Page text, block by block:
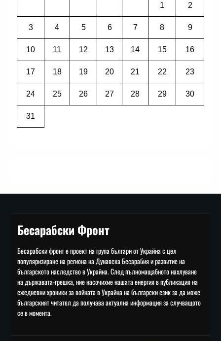
1 2
3 4 5 6 7 8 9
10 11 12 13 14 15 16
17 18 19 20 21 22 23
24 25 26 27 28 29 30
31
Бесарабски Фронт
Бесарабски фронт е проект на група българи от Украйна с цел
популяризиране на региона на Дунавска Бесарабия и развитие на
българското наследство в Украйна. След пълномащабното нахлуване
на държавата-грешка, ние насочихме нашата енергия в публикация на
ежедневни хроники за войната в Украйна на български език за да може
българският читател да получава актуална информация за случващото
се в момента.